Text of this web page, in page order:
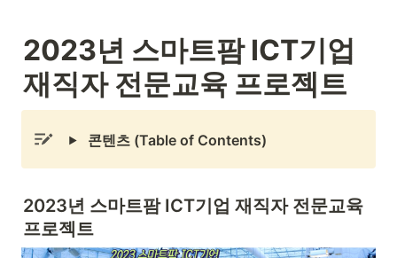
2023년 스마트팜 ICT기업
재직자 전문교육 프로젝트
콘텐츠 (Table of Contents)
2023년 스마트팜 ICT기업 재직자 전문교육
프로젝트